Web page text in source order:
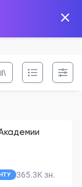
365.3K зн.